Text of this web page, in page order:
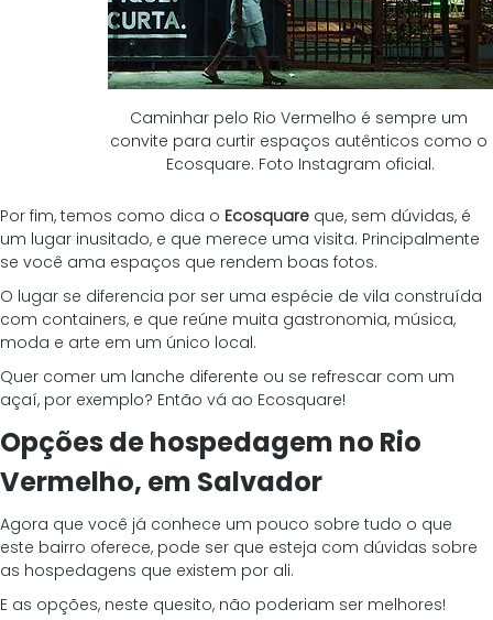
Caminhar pelo Rio Vermelho é sempre um
convite para curtir espaços autênticos como o
Ecosquare. Foto Instagram oficial.
Por fim, temos como dica o Ecosquare que, sem dúvidas, é
um lugar inusitado, e que merece uma visita. Principalmente
se você ama espaços que rendem boas fotos.
O lugar se diferencia por ser uma espécie de vila construída
com containers, e que reúne muita gastronomia, música,
moda e arte em um único local.
Quer comer um lanche diferente ou se refrescar com um
açaí, por exemplo? Então vá ao Ecosquare!
Opções de hospedagem no Rio
Vermelho, em Salvador
Agora que você já conhece um pouco sobre tudo o que
este bairro oferece, pode ser que esteja com dúvidas sobre
as hospedagens que existem por ali.
E as opções, neste quesito, não poderiam ser melhores!